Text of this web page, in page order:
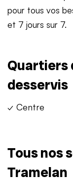
pour tous vos
et 7 jours sur 7.
Quartiers
desservis
✓ Centre
Tous nos
Tramelan